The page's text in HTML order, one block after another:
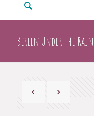
Berlin Under The Rain